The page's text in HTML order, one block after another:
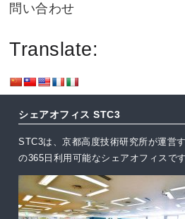
問い合わせ
Translate:
シェアオフィス STC3
STC3は、京都高度技術研究所が運営
の365日利用可能なシェアオフィスです